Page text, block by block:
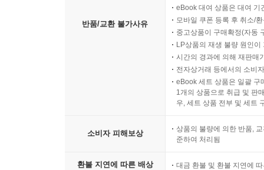
반품/교환 불가사유
eBook 대여 상품은 대여 기
모바일 쿠폰 등록 후 취소/
중고상품이 구매확정(자동
LP상품의 재생 불량 원인
시간의 경과에 의해 재판매
전자상거래 등에서의 소비
eBook 세트 상품은 일괄 구
1개의 상품으로 취급 및 판
우, 세트 상품 전부 및 세트
소비자 피해보상
상품의 불량에 의한 반품,
준하여 처리됨
환불 지연에 따른 배상 대금 환불 및 환불 지연에